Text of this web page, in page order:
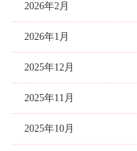
2026年2月
2026年1月
2025年12月
2025年11月
2025年10月